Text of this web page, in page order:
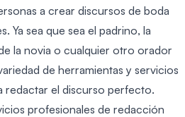
a crear discursos de boda
Ya sea que sea el padrino, la
la novia o cualquier otro orador
de herramientas y servicios
redactar el discurso perfecto.
profesionales de redacción